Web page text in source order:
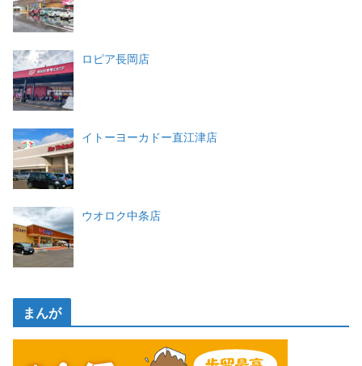
ロピア長岡店
イトーヨーカドー直江津店
ウオロク中条店
まんが